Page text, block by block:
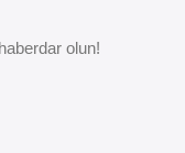
olun!